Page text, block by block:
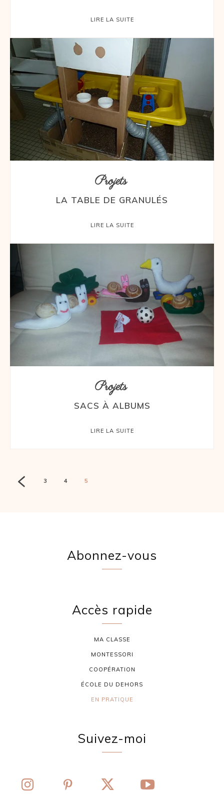
LIRE LA SUITE
Projets
LA TABLE DE GRANULÉS
LIRE LA SUITE
Projets
SACS À ALBUMS
LIRE LA SUITE
3 4 5
Abonnez-vous
Accès rapide
MA CLASSE
MONTESSORI
COOPÉRATION
ÉCOLE DU DEHORS
EN PRATIQUE
Suivez-moi